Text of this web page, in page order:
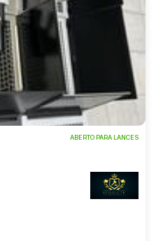
ABERTO PARA LANCES